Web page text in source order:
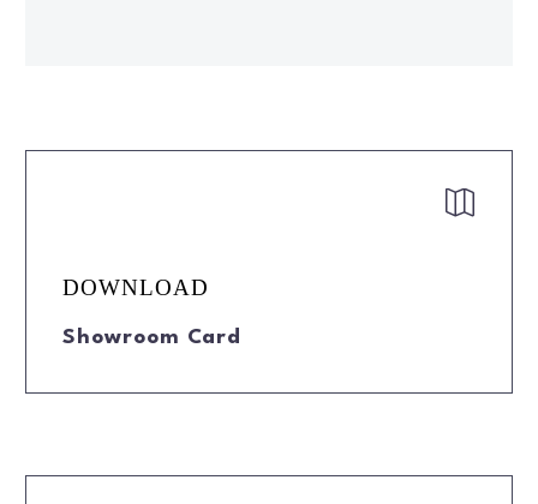


DOWNLOAD
Showroom Card